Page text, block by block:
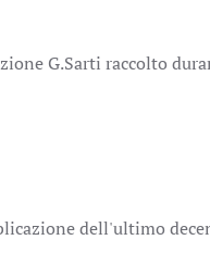
G.Sarti raccolto
dell'ultimo